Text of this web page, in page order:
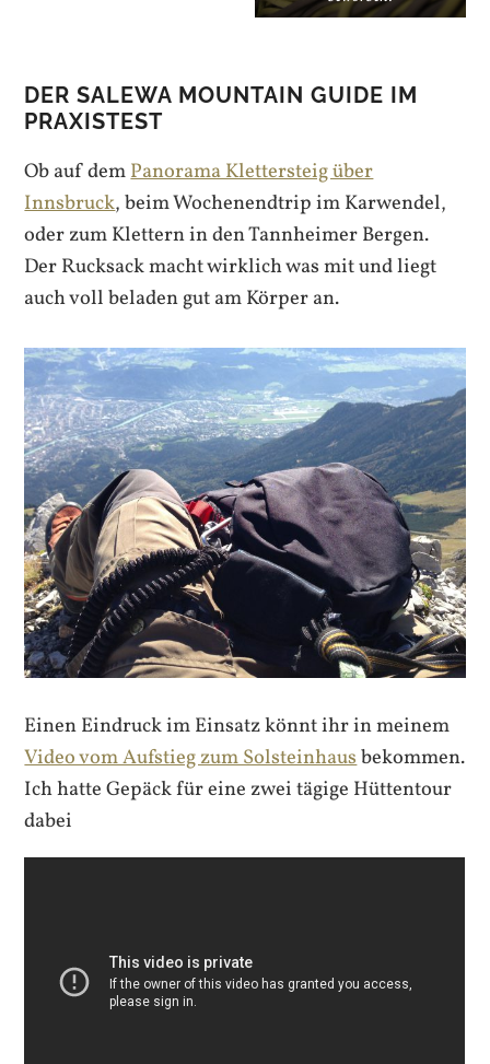
DER SALEWA MOUNTAIN GUIDE IM
PRAXISTEST
Ob auf demPanorama Klettersteig über
Innsbruck, beim Wochenendtrip im Karwendel,
oder zum Klettern in den Tannheimer Bergen.
Der Rucksack macht wirklich was mit und liegt
auch voll beladen gut am Körper an.
Einen Eindruck im Einsatz könnt ihr in meinem
Video vom Aufstieg zum Solsteinhausbekommen.
Ich hatte Gepäck für eine zwei tägige Hüttentour
dabei